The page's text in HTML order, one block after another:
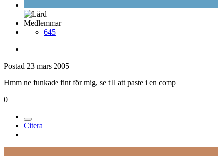
Medlemmar
645
Postad 23 mars 2005
Hmm ne funkade fint för mig, se till att paste i en comp
0
Citera